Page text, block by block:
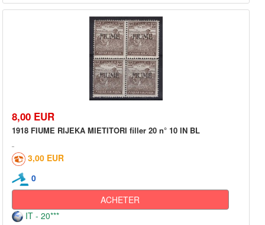
8,00 EUR
1918 FIUME RIJEKA MIETITORI filler 20 n° 10 IN BL
3,00 EUR
0
ACHETER
IT - 20***